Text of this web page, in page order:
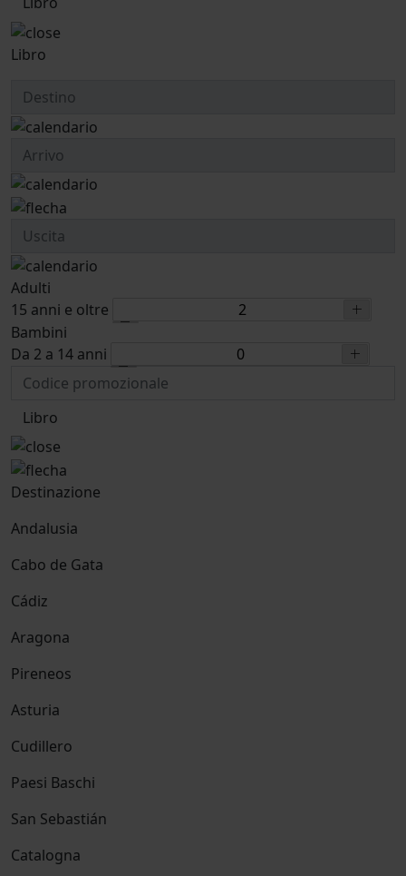
Libro
Adulti
15 anni e oltre
Bambini
Da 2 a 14 anni
Libro
Destinazione
Andalusia
Cabo de Gata
Cádiz
Aragona
Pireneos
Asturia
Cudillero
Paesi Baschi
San Sebastián
Catalogna